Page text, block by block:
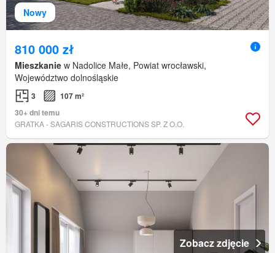
Nowy
810 000 zł
Mieszkanie w Nadolice Małe, Powiat wrocławski,
Województwo dolnośląskie
3
107 m²
30+ dni temu
GRATKA - SAGARIS CONSTRUCTIONS SP. Z O.O.
Zobacz zdjęcie